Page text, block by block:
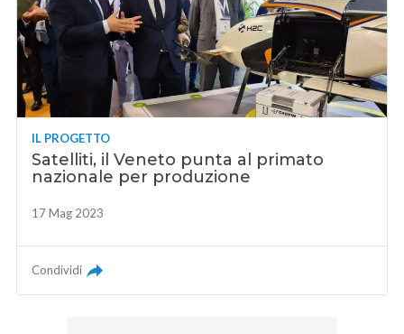
IL PROGETTO
Satelliti, il Veneto punta al primato
nazionale per produzione
17 Mag 2023
Condividi